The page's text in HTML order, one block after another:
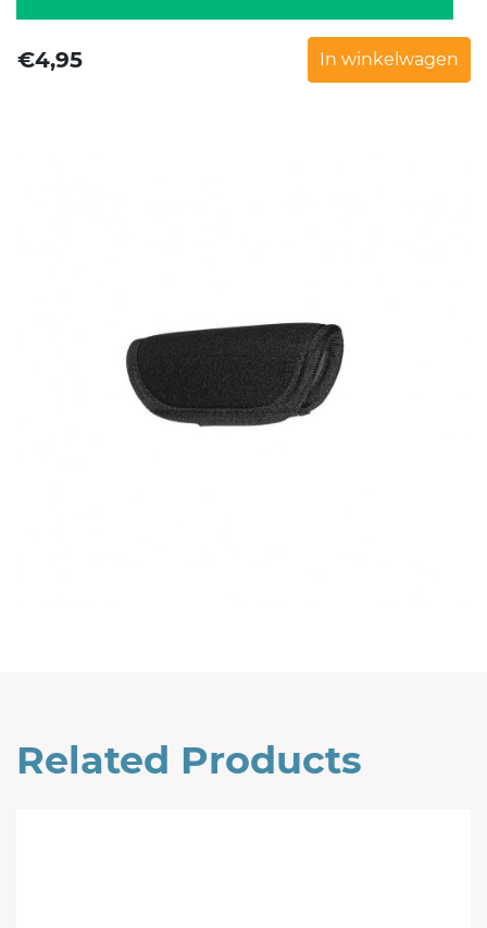
€4,95 In winkelwagen
Related Products